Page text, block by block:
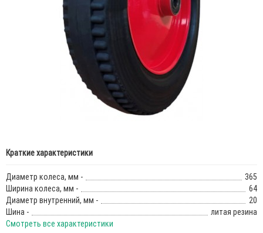
Краткие характеристики
Диаметр колеса, мм -
365
Ширина колеса, мм -
64
Диаметр внутренний, мм -
20
Шина -
литая резина
Смотреть все характеристики